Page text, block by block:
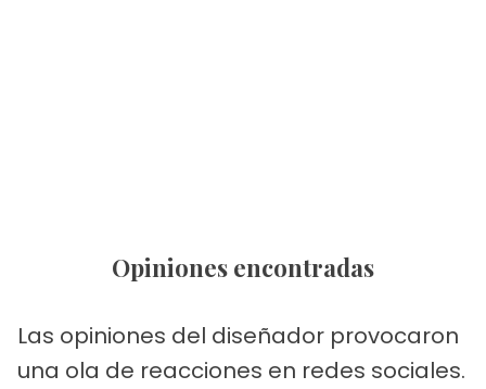
Opiniones encontradas
Las opiniones del diseñador provocaron
una ola de reacciones en redes sociales.